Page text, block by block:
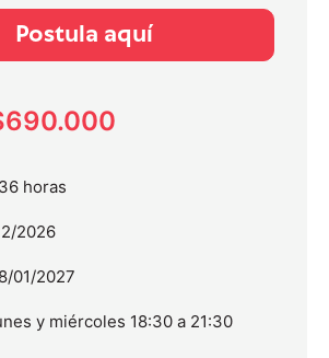
Postula aquí
36 horas
2026
01/2027
y miércoles 18:30 a 21:30